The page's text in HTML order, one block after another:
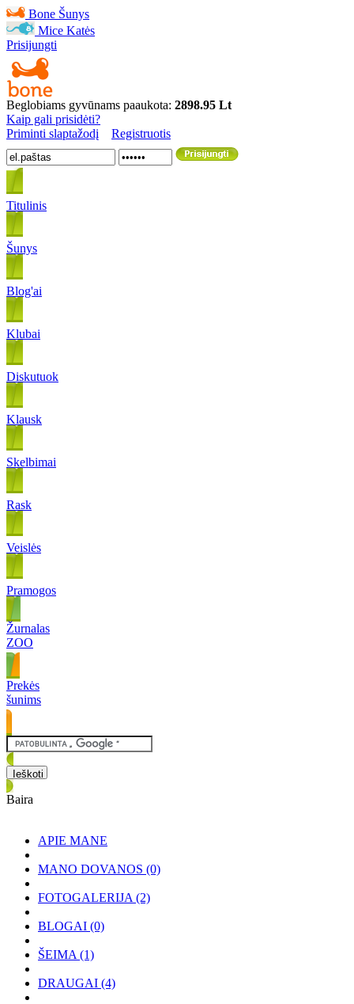
Bone Šunys
Mice Katės
Prisijungti
Beglobiams gyvūnams paaukota: 2898.95 Lt
Kaip gali prisidėti?
Priminti slaptažodį
Registruotis
Titulinis
Šunys
Blog'ai
Klubai
Diskutuok
Klausk
Skelbimai
Rask
Veislės
Pramogos
Žurnalas
ZOO
Prekės
šunims
Baira
APIE MANE
MANO DOVANOS (0)
FOTOGALERIJA (2)
BLOGAI (0)
ŠEIMA (1)
DRAUGAI (4)